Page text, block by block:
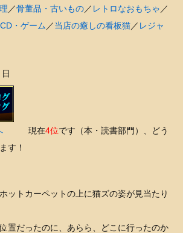
／骨董品・古いもの／ レトロなおもちゃ ／
・ゲーム ／当店の癒しの看板猫／ レジャ
現在4位です（本・読書部門）、どう
す！
ットカーペットの上に猫ズの姿が見当たり
置だったのに、あらら、どこに行ったのか